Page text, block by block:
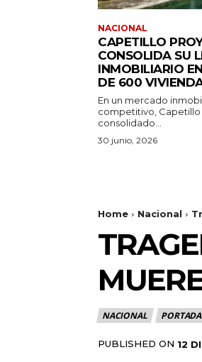
NACIONAL
CAPETILLO
CONSOLIDA SU
INMOBILIARIO
DE 600
En un mercado
competitivo, Capetillo
consolidado...
30 junio, 2026